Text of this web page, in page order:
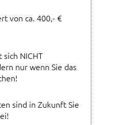
von ca. 400,- €
NICHT
nur wenn Sie das
sind in Zukunft Sie